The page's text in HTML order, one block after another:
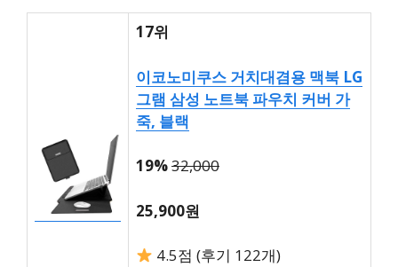
17위
이코노미쿠스 거치대겸용 맥북 LG
그램 삼성 노트북 파우치 커버 가
죽, 블랙
19%32,000
25,900원
4.5점 (후기 122개)